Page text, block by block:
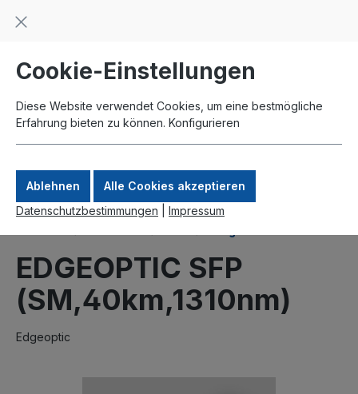
springen
Zahlung per Paypal
EDGEOPTIC SFP
(SM,40km,1310nm)
Edgeoptic
Cookie-Einstellungen
Diese Website verwendet Cookies, um eine bestmögliche
Erfahrung bieten zu können. Konfigurieren
Ablehnen
Alle Cookies akzeptieren
Datenschutzbestimmungen
Impressum